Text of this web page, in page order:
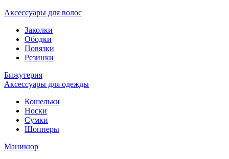
Аксессуары для волос
Заколки
Ободки
Повязки
Резинки
Бижутерия
Аксессуары для одежды
Кошельки
Носки
Сумки
Шопперы
Маникюр